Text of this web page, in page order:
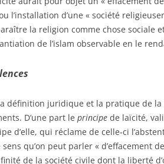
l’installation d’une « société
la religion comme chose sociale
de l’islam observable en le
définition juridique et la pratique de la
D’une part le principe de laïcité,
d’elle, qui réclame de celle-ci
sens qu’on peut parler « d’effacement
de la société civile dont la liberté